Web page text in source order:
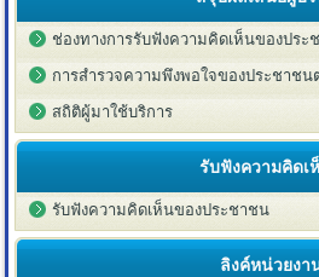
ช่องทางการรับฟังความคิดเห็นของประ
การสำรวจความพึงพอใจของประชาชน
สถิติผู้มาใช้บริการ
รับฟังความคิดเ
รับฟังความคิดเห็นของประชาชน
ลิงค์หน่วยงา